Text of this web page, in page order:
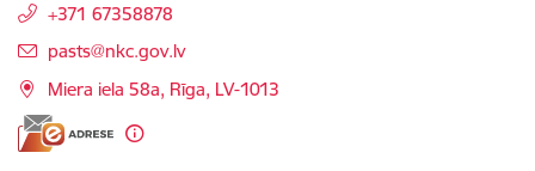
+371 67358878
E-pasts:
pasts@nkc.gov.lv
Miera iela 58a, Rīga, LV-1013